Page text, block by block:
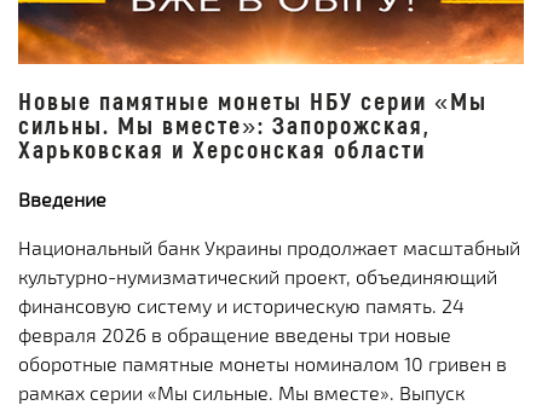
Новые памятные монеты НБУ серии «Мы
сильны. Мы вместе»: Запорожская,
Харьковская и Херсонская области
Введение
Национальный банк Украины продолжает масштабный
культурно-нумизматический проект, объединяющий
финансовую систему и историческую память. 24
февраля 2026 в обращение введены три новые
оборотные памятные монеты номиналом 10 гривен в
рамках серии «Мы сильные. Мы вместе». Выпуск